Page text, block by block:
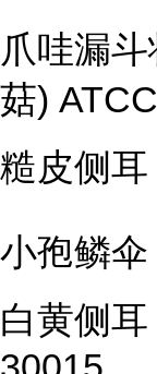
爪哇漏
菇)
糙皮侧
小孢鳞
白黄侧